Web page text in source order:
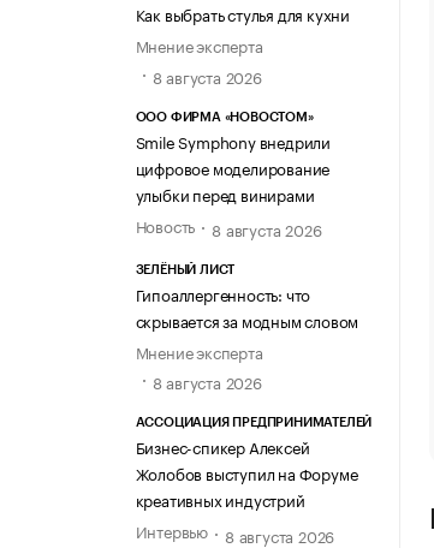
Как выбрать стулья для кухни
Мнение эксперта
8 августа 2026
ООО ФИРМА «НОВОСТОМ»
Smile Symphony внедрили
цифровое моделирование
улыбки перед винирами
Новость
8 августа 2026
ЗЕЛЁНЫЙ ЛИСТ
Гипоаллергенность: что
скрывается за модным словом
Мнение эксперта
8 августа 2026
АССОЦИАЦИЯ ПРЕДПРИНИМАТЕЛЕЙ
Бизнес-спикер Алексей
Жолобов выступил на Форуме
креативных индустрий
Интервью
8 августа 2026